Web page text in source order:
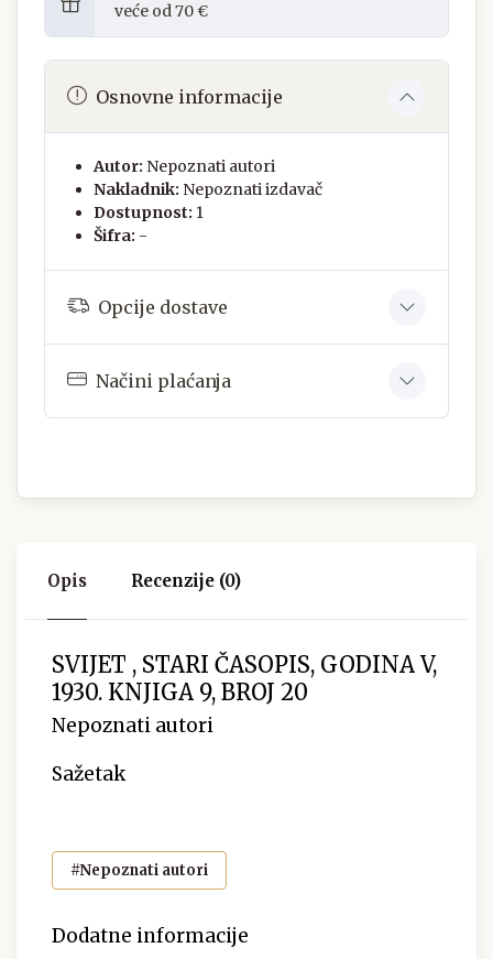
veće od 70 €
Osnovne informacije
Autor: Nepoznati autori
Nakladnik: Nepoznati izdavač
Dostupnost: 1
Šifra: -
Opcije dostave
Načini plaćanja
Opis Recenzije (0)
SVIJET , STARI ČASOPIS, GODINA V,
1930. KNJIGA 9, BROJ 20
Nepoznati autori
Sažetak
#Nepoznati autori
Dodatne informacije